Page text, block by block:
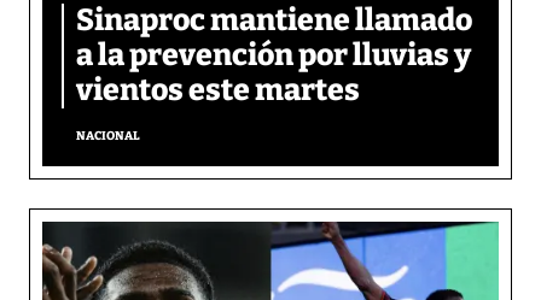
Sinaproc mantiene llamado
a la prevención por lluvias y
vientos este martes
NACIONAL